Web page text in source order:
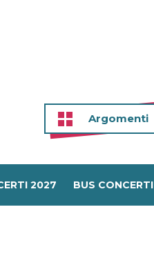
Argomenti
2027 BUS CONCERTI